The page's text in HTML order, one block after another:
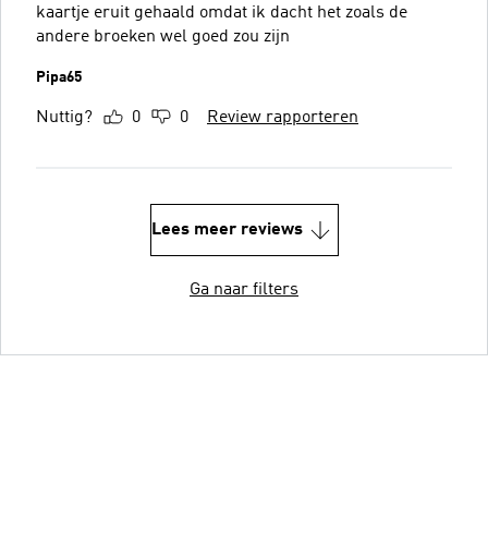
kaartje eruit gehaald omdat ik dacht het zoals de
andere broeken wel goed zou zijn
Pipa65
Nuttig? 0 0 Review rapporteren
Lees meer reviews
Ga naar filters